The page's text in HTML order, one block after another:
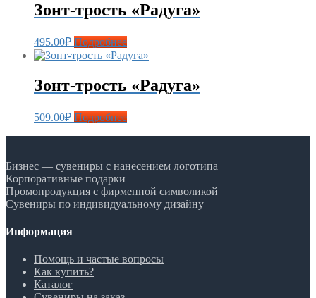
Зонт-трость «Радуга»
495.00₽ Подробнее
Зонт-трость «Радуга»
509.00₽ Подробнее
Бизнес — сувениры с нанесением логотипа
Корпоративные подарки
Промопродукция с фирменной символикой
Сувениры по индивидуальному дизайну
Информация
Помощь и частые вопросы
Как купить?
Каталог